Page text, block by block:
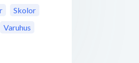
Skolor
Varuhus